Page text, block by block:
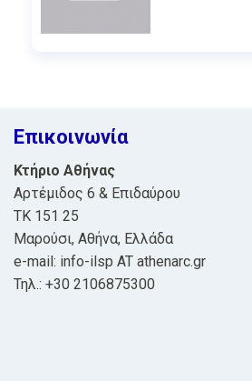
Επικοινωνία
Κτήριο Αθήνας
Αρτέμιδος 6 & Επιδαύρου
ΤΚ 151 25
Μαρούσι, Αθήνα, Ελλάδα
e-mail: info-ilsp AT athenarc.gr
Τηλ.: +30 2106875300